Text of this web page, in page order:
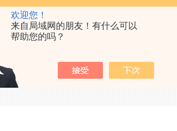
欢迎您！
来自局域网的朋友！有什么可以
帮助您的吗？